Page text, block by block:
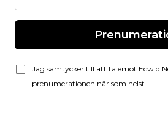
Jag samtycker till att ta emot Ecwid
prenumerationen när som helst.